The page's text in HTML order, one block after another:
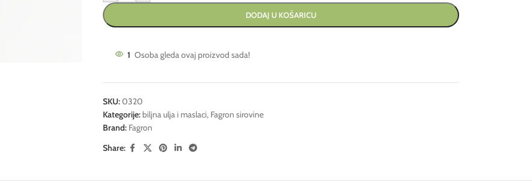
DODAJ U KOŠARICU
1 Osoba gleda ovaj proizvod sada!
SKU:0320
Kategorije: biljna ulja i maslaci, Fagron sirovine
Brand: Fagron
Share: